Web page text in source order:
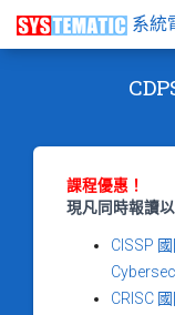
系統
課程優惠！
現凡同時報讀
CISSP
CRISC